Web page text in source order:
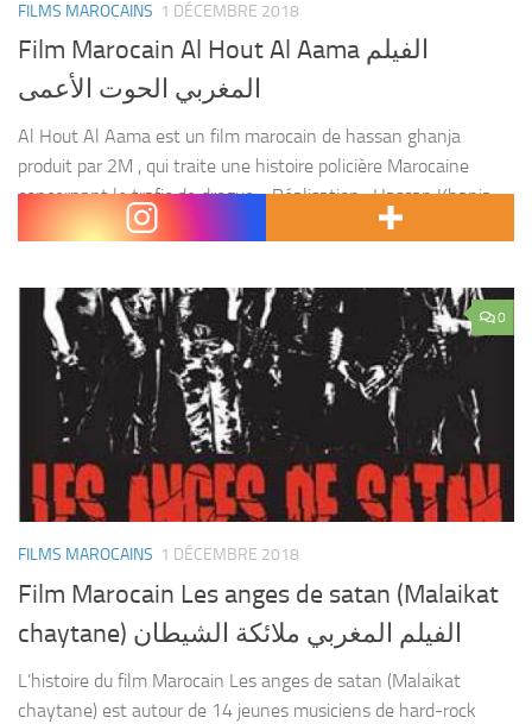
FILMS MAROCAINS 1 DÉCEMBRE 2018
Film Marocain Al Hout Al Aama الفيلم
المغربي الحوت الأعمى
Al Hout Al Aama est un film marocain de hassan ghanja
produit par 2M , qui traite une histoire policière Marocaine
concernant le trafic de drogue… Réalisation : Hassan Khanja.
Acteurs : Younes Megri...
0
FILMS MAROCAINS 1 DÉCEMBRE 2018
Film Marocain Les anges de satan (Malaikat
chaytane) الفيلم المغربي ملائكة الشيطان
L’histoire du film Marocain Les anges de satan (Malaikat
chaytane) est autour de 14 jeunes musiciens de hard-rock